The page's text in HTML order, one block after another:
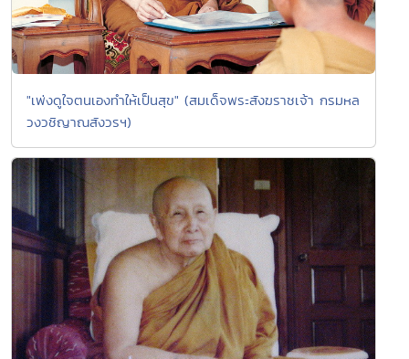
"เพ่งดูใจตนเองทำให้เป็นสุข" (สมเด็จพระสังฆราชเจ้า กรมหล
วงวชิญาณสังวรฯ)